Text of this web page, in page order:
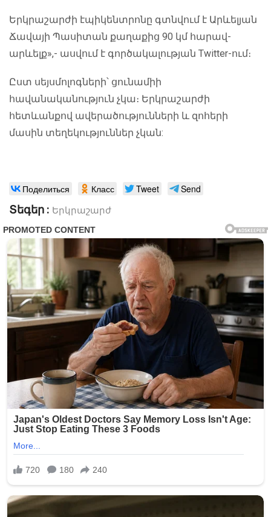
Երկրաշարժի էպիկենտրոնը գտնվում է Արևելյան
Ճավայի Պասիտան քաղաքից 90 կմ հարավ-
արևելք»,- ասվում է գործակալության Twitter-ում։
Ըստ սեյսմոլոգների՝ ցունամիի
հավանականություն չկա։ Երկրաշարժի
հետևանքով ավերածությունների և զոհերի
մասին տեղեկություններ չկան:
Поделиться Класс Tweet Send
Տեգեր : Երկրաշարժ